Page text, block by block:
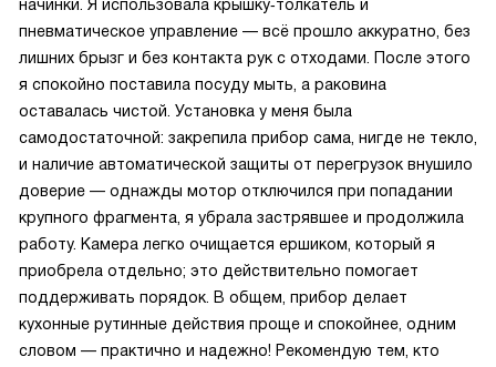
начинки. Я использовала крышку‑толкатель и
пневматическое управление — всё прошло аккуратно, без
лишних брызг и без контакта рук с отходами. После этого
я спокойно поставила посуду мыть, а раковина
оставалась чистой. Установка у меня была
самодостаточной: закрепила прибор сама, нигде не текло,
и наличие автоматической защиты от перегрузок внушило
доверие — однажды мотор отключился при попадании
крупного фрагмента, я убрала застрявшее и продолжила
работу. Камера легко очищается ершиком, который я
приобрела отдельно; это действительно помогает
поддерживать порядок. В общем, прибор делает
кухонные рутинные действия проще и спокойнее, одним
словом — практично и надежно! Рекомендую тем, кто